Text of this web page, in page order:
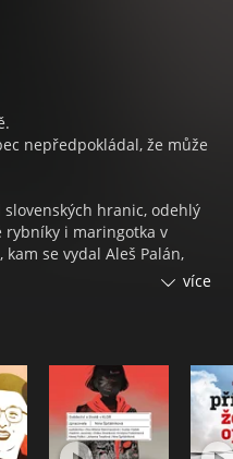
nepředpokládal, že může
hranic, odehlý
rybníky i maringotka v
se vydal Aleš Palán,
zešílet v divočině, na
která má mnoho
blízkého vztahu s přírodou,
českého poustevníka
náklaďáku.
s příběhy solitérů z
mystika, svérázná
více